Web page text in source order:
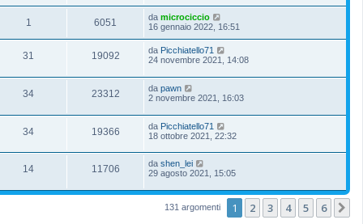
1 6051 da microciccio
16 gennaio 2022, 16:51
31 19092 da Picchiatello71
24 novembre 2021, 14:08
34 23312 da pawn
2 novembre 2021, 16:03
34 19366 da Picchiatello71
18 ottobre 2021, 22:32
14 11706 da shen_lei
29 agosto 2021, 15:05
131 argomenti 1 2 3 4 5 6